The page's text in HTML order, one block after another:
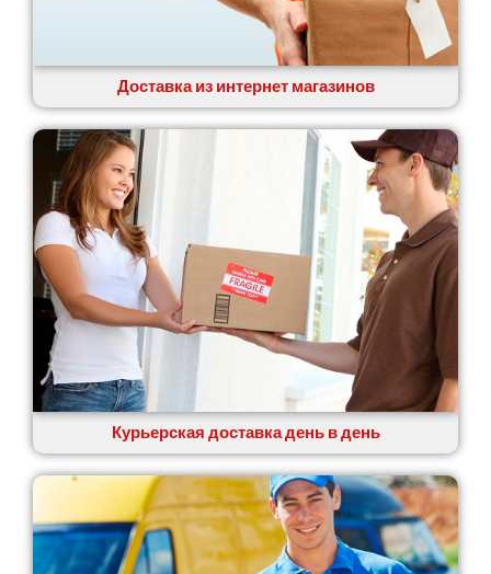
Доставка из интернет магазинов
Курьерская доставка день в день